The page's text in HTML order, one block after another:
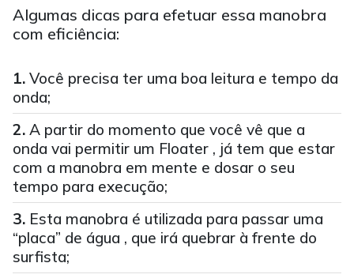
Algumas dicas para efetuar essa manobra
com eficiência:
Você precisa ter uma boa leitura e tempo da
onda;
A partir do momento que você vê que a
onda vai permitir um Floater , já tem que estar
com a manobra em mente e dosar o seu
tempo para execução;
Esta manobra é utilizada para passar uma
“placa” de água , que irá quebrar à frente do
surfista;